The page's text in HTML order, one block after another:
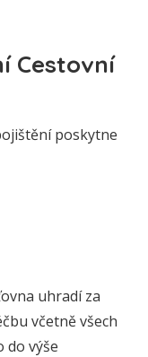
Cestovní
poskytne
uhradí za
včetně všech
do výše